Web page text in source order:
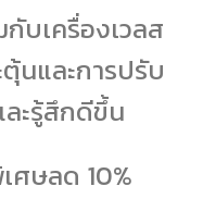
บเครื่องเวลส
ตุ้นและการปรับ
ะรู้สึกดีขึ้น
ศษลด 10%